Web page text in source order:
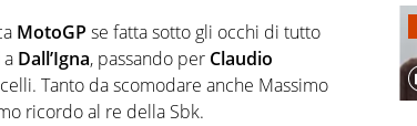
MotoGP se fatta sotto gli occhi di tutto
a Dall’Igna, passando per Claudio
Tanto da scomodare anche Massimo
ricordo al re della Sbk.